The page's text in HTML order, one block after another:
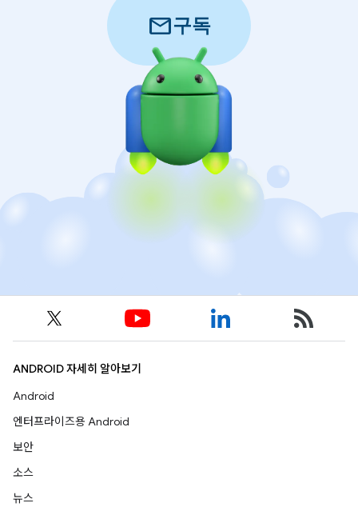
mail구독
ANDROID 자세히 알아보기
Android
엔터프라이즈용 Android
보안
소스
뉴스